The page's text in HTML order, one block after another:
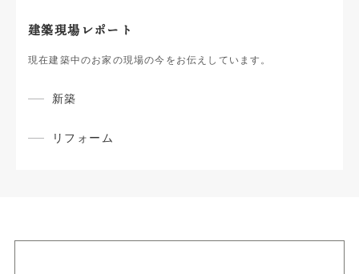
建築現場レポート
現在建築中のお家の現場の今をお伝えしています。
新築
リフォーム